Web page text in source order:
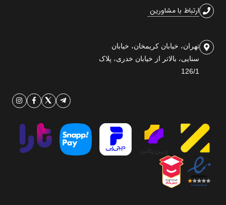
ارتباط با مشاورین
تهران، خیابان کریمخان، خیابان
سنایی، بالاتر از خیابان خدری، پلاک
126/1